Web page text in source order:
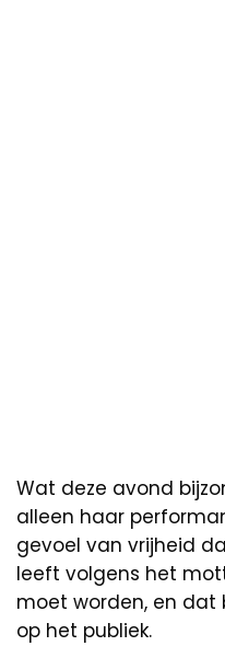
Wat deze avond
alleen haar
gevoel van vrijheid
leeft volgens het
moet worden, en dat
op het publiek.